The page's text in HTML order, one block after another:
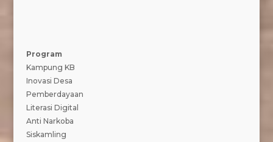
Program
Kampung KB
Inovasi Desa
Pemberdayaan
Literasi Digital
Anti Narkoba
Siskamling